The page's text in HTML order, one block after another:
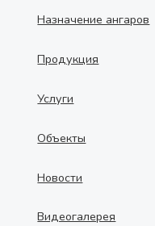
Назначение ангаров
Продукция
Услуги
Объекты
Новости
Видеогалерея